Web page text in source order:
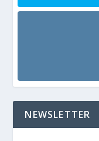
NEWSLETTER